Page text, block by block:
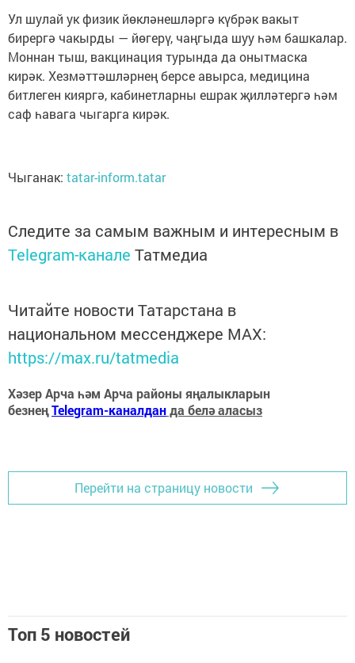
Ул шулай ук физик йөкләнешләргә күбрәк вакыт
бирергә чакырды — йөгерү, чаңгыда шуу һәм башкалар.
Моннан тыш, вакцинация турында да онытмаска
кирәк. Хезмәттәшләрнең берсе авырса, медицина
битлеген кияргә, кабинетларны ешрак җилләтергә һәм
саф һавага чыгарга кирәк.
Чыганак: tatar-inform.tatar
Следите за самым важным и интересным в
Telegram-канале Татмедиа
Читайте новости Татарстана в
национальном мессенджере MАХ:
https://max.ru/tatmedia
Хәзер Арча һәм Арча районы яңалыкларын
безнеңTelegram-каналданда белә аласыз
Перейти на страницу новости
Топ 5 новостей